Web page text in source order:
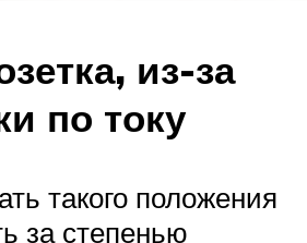
из-за
по току
такого положения
за степенью